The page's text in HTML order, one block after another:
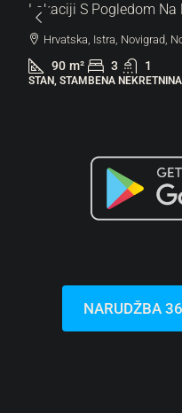
Lokaciji S Pogledom Na
Hrvatska, Istra, Novigrad,
90 m² 3 1
STAN, STAMBENA NEKRETNINA
NARUDŽBA